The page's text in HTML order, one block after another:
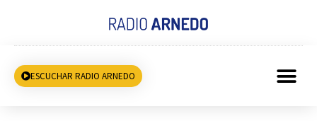
ESCUCHAR RADIO ARNEDO